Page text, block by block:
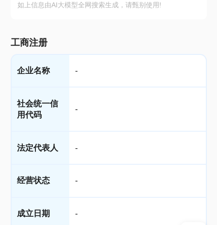
如上信息由AI大模型全网搜索生成，请甄别使用!
工商注册
企业名称 -
社会统一信
用代码
-
法定代表人 -
经营状态 -
成立日期 -